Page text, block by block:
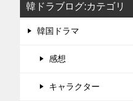
韓ドラブログ:カテゴリ
韓国ドラマ
感想
キャラクター